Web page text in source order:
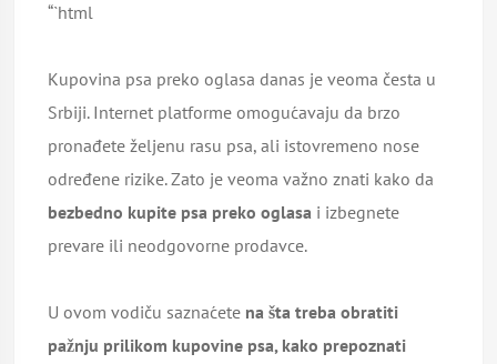
“`html
Kupovina psa preko oglasa danas je veoma česta u
Srbiji. Internet platforme omogućavaju da brzo
pronađete željenu rasu psa, ali istovremeno nose
određene rizike. Zato je veoma važno znati kako da
bezbedno kupite psa preko oglasa i izbegnete
prevare ili neodgovorne prodavce.
U ovom vodiču saznaćete na šta treba obratiti
pažnju prilikom kupovine psa, kako prepoznati